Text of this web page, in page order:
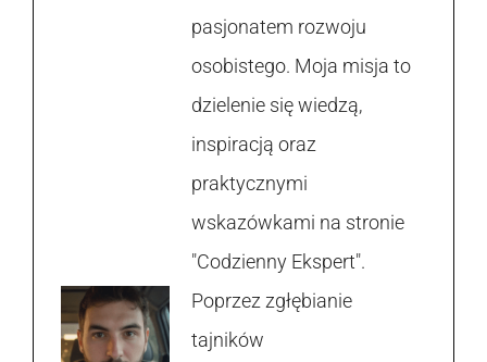
pasjonatem rozwoju
osobistego. Moja misja to
dzielenie się wiedzą,
inspiracją oraz
praktycznymi
wskazówkami na stronie
"Codzienny Ekspert".
Poprzez zgłębianie
tajników